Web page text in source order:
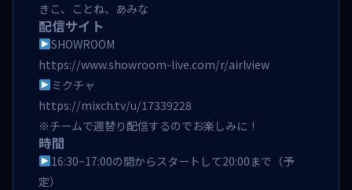
きこ、ことね、あみな
配信サイト
SHOWROOM
https://www.showroom-live.com/r/airlview
ミクチャ
https://mixch.tv/u/17339228
※チームで週替り配信するのでお楽しみに！
時間
16:30~17:00の間からスタートして20:00まで（予
定）